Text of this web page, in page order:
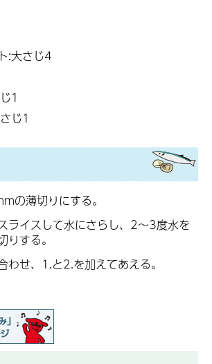
:大さじ4
1
じ1
の薄切りにする。
ライスして水にさらし、2～3度水を
りする。
わせ、1.と2.を加えてあえる。